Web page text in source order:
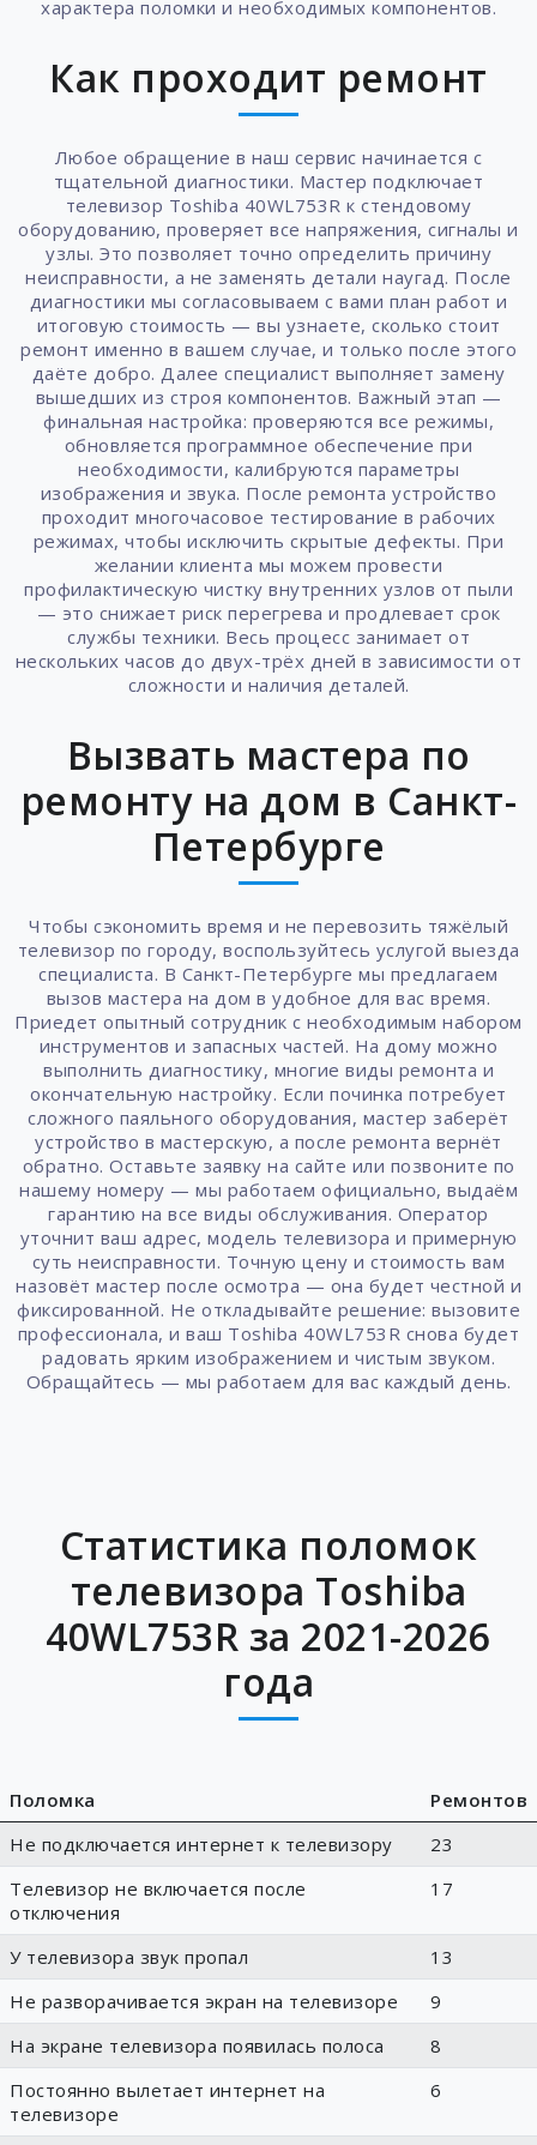
характера поломки и необходимых компонентов.
Как проходит ремонт
Любое обращение в наш сервис начинается с
тщательной диагностики. Мастер подключает
телевизор Toshiba 40WL753R к стендовому
оборудованию, проверяет все напряжения, сигналы и
узлы. Это позволяет точно определить причину
неисправности, а не заменять детали наугад. После
диагностики мы согласовываем с вами план работ и
итоговую стоимость — вы узнаете, сколько стоит
ремонт именно в вашем случае, и только после этого
даёте добро. Далее специалист выполняет замену
вышедших из строя компонентов. Важный этап —
финальная настройка: проверяются все режимы,
обновляется программное обеспечение при
необходимости, калибруются параметры
изображения и звука. После ремонта устройство
проходит многочасовое тестирование в рабочих
режимах, чтобы исключить скрытые дефекты. При
желании клиента мы можем провести
профилактическую чистку внутренних узлов от пыли
— это снижает риск перегрева и продлевает срок
службы техники. Весь процесс занимает от
нескольких часов до двух-трёх дней в зависимости от
сложности и наличия деталей.
Вызвать мастера по
ремонту на дом в Санкт-
Петербурге
Чтобы сэкономить время и не перевозить тяжёлый
телевизор по городу, воспользуйтесь услугой выезда
специалиста. В Санкт-Петербурге мы предлагаем
вызов мастера на дом в удобное для вас время.
Приедет опытный сотрудник с необходимым набором
инструментов и запасных частей. На дому можно
выполнить диагностику, многие виды ремонта и
окончательную настройку. Если починка потребует
сложного паяльного оборудования, мастер заберёт
устройство в мастерскую, а после ремонта вернёт
обратно. Оставьте заявку на сайте или позвоните по
нашему номеру — мы работаем официально, выдаём
гарантию на все виды обслуживания. Оператор
уточнит ваш адрес, модель телевизора и примерную
суть неисправности. Точную цену и стоимость вам
назовёт мастер после осмотра — она будет честной и
фиксированной. Не откладывайте решение: вызовите
профессионала, и ваш Toshiba 40WL753R снова будет
радовать ярким изображением и чистым звуком.
Обращайтесь — мы работаем для вас каждый день.
Статистика поломок
телевизора Toshiba
40WL753R за 2021-2026
года
Поломка
Ремонтов
Не подключается интернет к телевизору
23
Телевизор не включается после
отключения
17
У телевизора звук пропал
13
Не разворачивается экран на телевизоре
9
На экране телевизора появилась полоса
8
Постоянно вылетает интернет на
телевизоре
6